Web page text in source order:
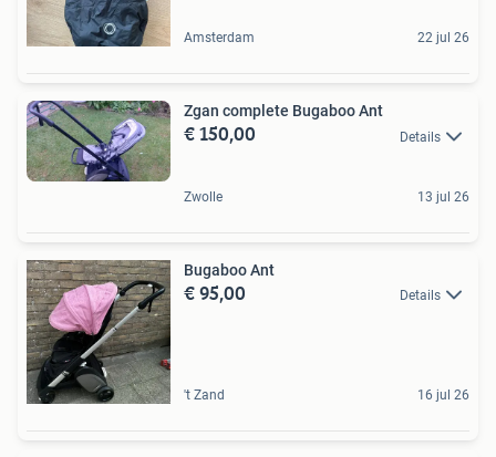
Amsterdam 22 jul 26
Zgan complete Bugaboo Ant
€ 150,00 Details
Zwolle 13 jul 26
Bugaboo Ant
€ 95,00 Details
't Zand 16 jul 26